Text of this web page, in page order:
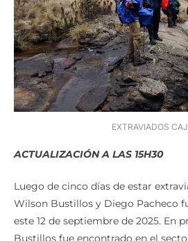
EXTRAVIADOS
ACTUALIZACIÓN A LAS 15H30
Luego de cinco días de estar
Wilson Bustillos y Diego Pacheco
este 12 de septiembre de 2025. En
Bustillos fue encontrado en el